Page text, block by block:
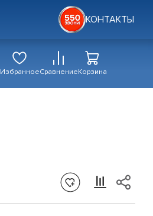
КОНТАКТЫ
ИзбранноеСравнениеКорзина